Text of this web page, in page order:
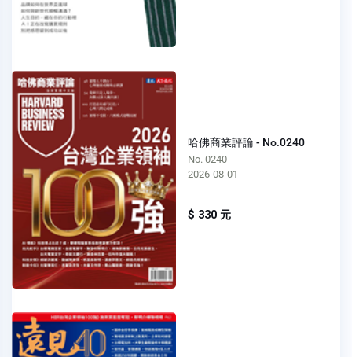
哈佛商業評論 - No.0240
No. 0240
2026-08-01
$ 330 元